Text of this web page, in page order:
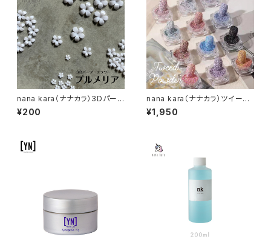
nana kara（ナナカラ）3Dパーツ
フラワー プルメリア
¥200
nana kara（ナナカラ）ツイード
パウダー（選べる3個セット）
¥1,950